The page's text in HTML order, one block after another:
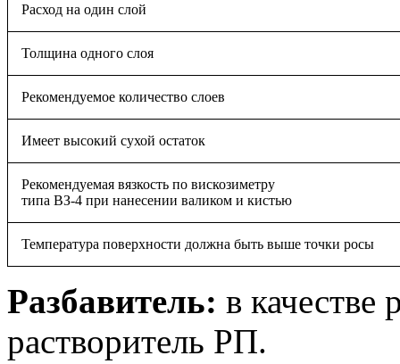
Расход на один слой
Толщина одного слоя
Рекомендуемое количество слоев
Имеет высокий сухой остаток
Рекомендуемая вязкость по вискозиметру
типа ВЗ-4 при нанесении валиком и кистью
Температура поверхности должна быть выше точки росы
Разбавитель: в качестве
растворитель РП.